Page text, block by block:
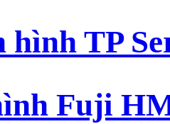
hình TP
Fuji